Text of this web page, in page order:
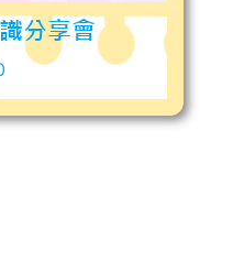
分享會